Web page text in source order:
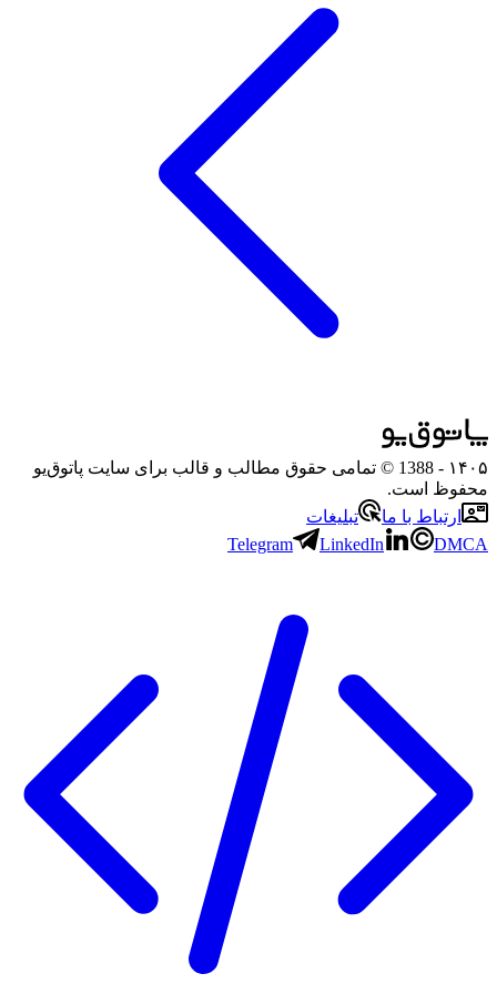
۱۴۰۵
- 1388 © تمامی حقوق مطالب و قالب برای سایت پاتوق‌یو
محفوظ است.
ارتباط با ما
تبلیغات
Telegram
LinkedIn DMCA